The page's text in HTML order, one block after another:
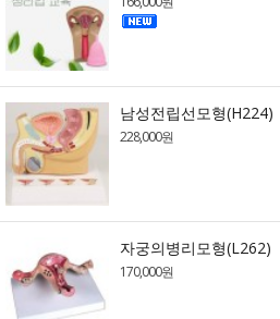
남성전립선모형(H224)
228,000원
자궁의병리모형(L262)
170,000원